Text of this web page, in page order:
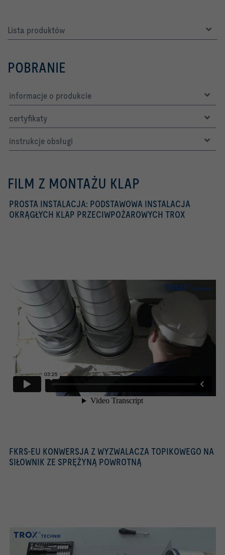
Lista produktów
POBRANIE
informacje o produkcie
certyfikaty
instrukcje obsługi
FILM Z MONTAŻU KLAP
PROSTA INSTALACJA: PODSTAWOWA INSTALACJA
OKRĄGŁYCH KLAP PRZECIWPOŻAROWYCH TROX
FKRS-EU KONWERSJA Z WYZWALACZA TOPIKOWEGO NA
SIŁOWNIK ZE SPRĘŻYNĄ POWROTNĄ